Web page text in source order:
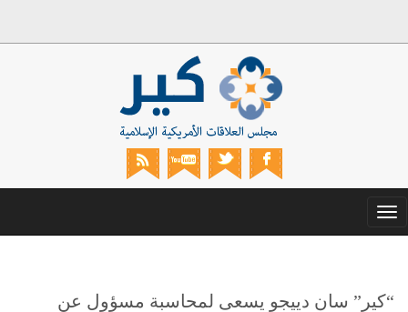
Toggle
navigation
“كير” سان دييجو يسعى لمحاسبة مسؤول عن